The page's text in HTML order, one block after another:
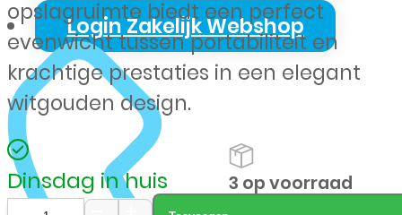
Login Zakelijk Webshop
opslagruimte biedt een perfect
evenwicht tussen portabiliteit en
krachtige prestaties in een elegant
witgouden design.
Dinsdag in huis 3 op voorraad